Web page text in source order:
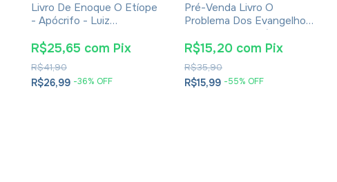
Livro De Enoque O Etíope
- Apócrifo - Luiz
R$26,99 -36% OFF
R$41,90
R$25,65 com Pix
Pré-Venda Livro O
Problema Dos Evangelhos
E Soluções- Eusébio De
Cesareia
R$15,99 -55% OFF
R$35,90
R$15,20 com Pix